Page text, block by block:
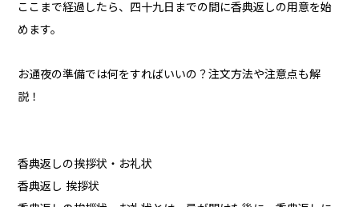
ここまで経過したら、四十九日までの間に香典返しの用意を始
めます。
お通夜の準備では何をすればいいの？注文方法や注意点も解
説！
香典返しの挨拶状・お礼状
香典返し 挨拶状